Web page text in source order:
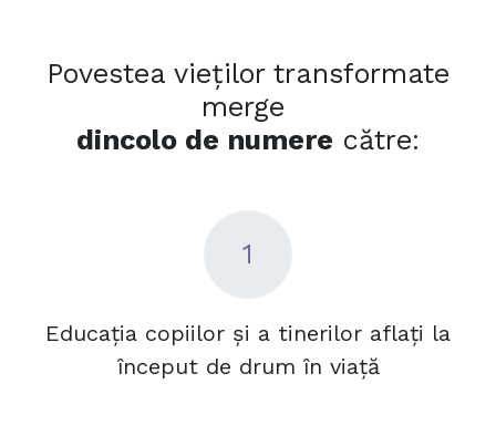
Povestea vieților transformate
merge
dincolo de numere către:
1
Educația copiilor și a tinerilor aflați la
început de drum în viață